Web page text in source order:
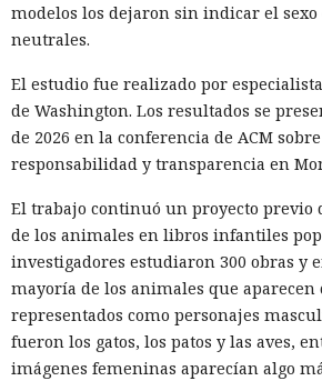
modelos los dejaron sin indicar el
neutrales.
El estudio fue realizado por
de Washington. Los resultados se
de 2026 en la conferencia de ACM
responsabilidad y transparencia en
El trabajo continuó un proyecto previo
de los animales en libros infantiles
investigadores estudiaron 300 obras y
mayoría de los animales que
representados como personajes
fueron los gatos, los patos y las aves,
imágenes femeninas aparecían algo